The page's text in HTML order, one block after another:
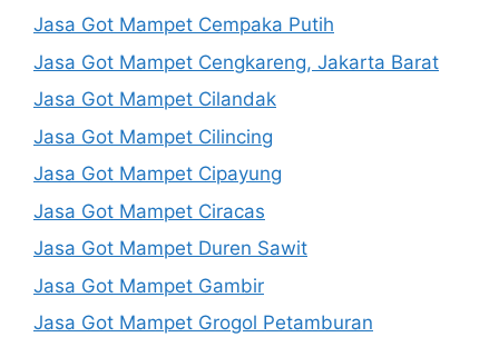
Jasa Got Mampet Cempaka Putih
Jasa Got Mampet Cengkareng, Jakarta Barat
Jasa Got Mampet Cilandak
Jasa Got Mampet Cilincing
Jasa Got Mampet Cipayung
Jasa Got Mampet Ciracas
Jasa Got Mampet Duren Sawit
Jasa Got Mampet Gambir
Jasa Got Mampet Grogol Petamburan